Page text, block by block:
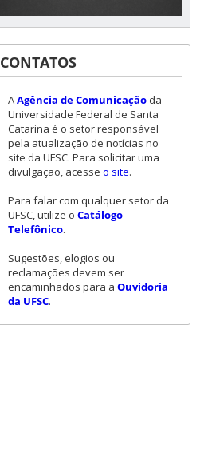
CONTATOS
AAgência de Comunicaçãoda
Universidade Federal de Santa
Catarina é o setor responsável
pela atualização de notícias no
site da UFSC. Para solicitar uma
divulgação, acesse o site.
Para falar com qualquer setor da
UFSC, utilize o Catálogo
Telefônico.
Sugestões, elogios ou
reclamações devem ser
encaminhados para a Ouvidoria
da UFSC.